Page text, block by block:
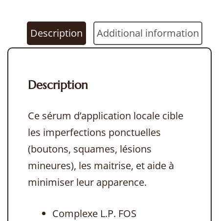
Description Additional information
Description
Ce sérum d’application locale cible
les imperfections ponctuelles
(boutons, squames, lésions
mineures), les maitrise, et aide à
minimiser leur apparence.
Complexe L.P. FOS